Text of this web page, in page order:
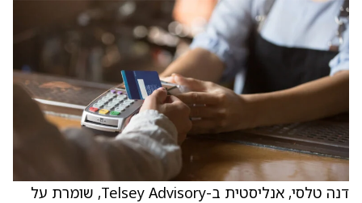
דנה טלסי, אנליסטית ב-Telsey Advisory, שומרת על